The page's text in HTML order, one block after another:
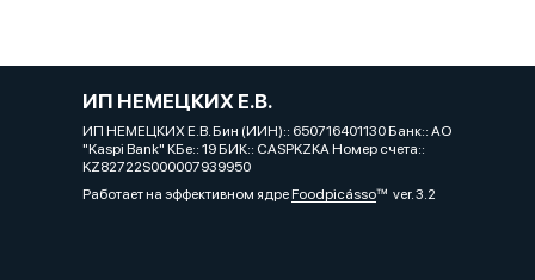
ИП НЕМЕЦКИХ Е.В.
ИП НЕМЕЦКИХ Е.В. Бин (ИИН):: 650716401130 Банк:: АО
"Kaspi Bank" КБе:: 19 БИК:: CASPKZKA Номер счета::
KZ82722S000007939950
Работает на эффективном ядреFoodpicássover. 3.2